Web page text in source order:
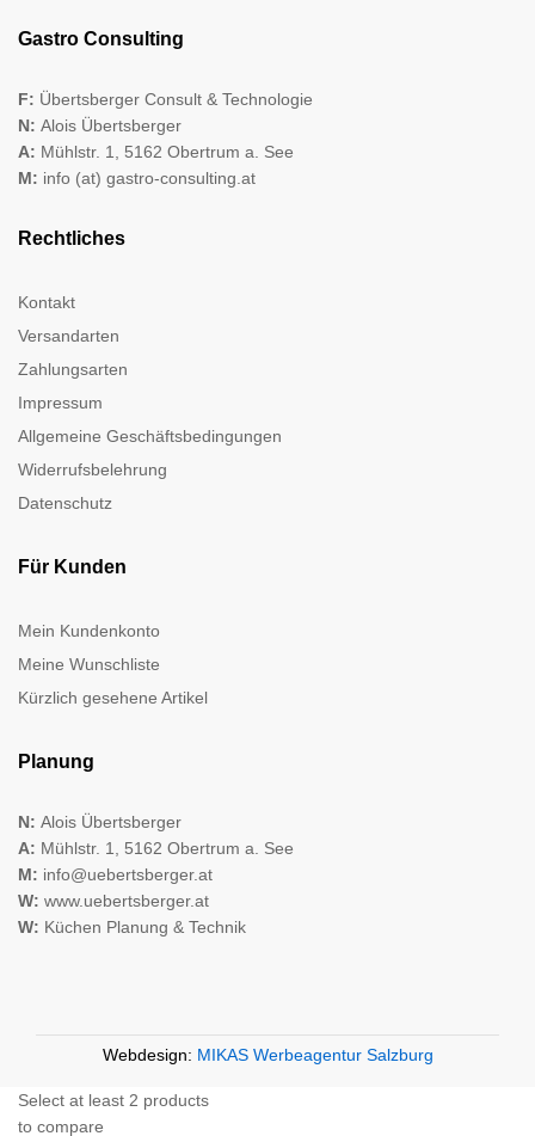
Gastro Consulting
F: Übertsberger Consult & Technologie
N: Alois Übertsberger
A: Mühlstr. 1, 5162 Obertrum a. See
M: info (at) gastro-consulting.at
Rechtliches
Kontakt
Versandarten
Zahlungsarten
Impressum
Allgemeine Geschäftsbedingungen
Widerrufsbelehrung
Datenschutz
Für Kunden
Mein Kundenkonto
Meine Wunschliste
Kürzlich gesehene Artikel
Planung
N: Alois Übertsberger
A: Mühlstr. 1, 5162 Obertrum a. See
M: info@uebertsberger.at
W: www.uebertsberger.at
W: Küchen Planung & Technik
Webdesign: MIKAS Werbeagentur Salzburg
Select at least 2 products
to compare